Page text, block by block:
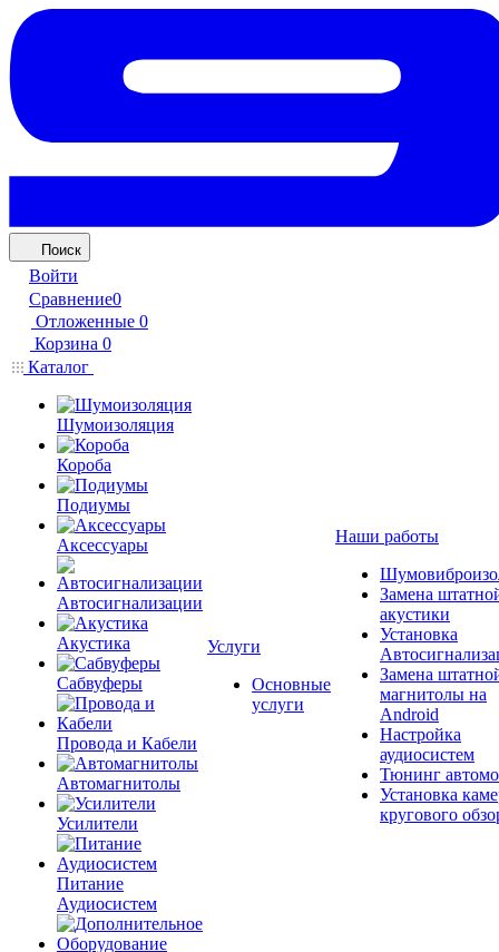
Поиск
Войти
Сравнение0
Отложенные 0
Корзина 0
Каталог
Шумоизоляция
Короба
Подиумы
Аксессуары
Автосигнализации
Акустика
Сабвуферы
Провода и Кабели
Автомагнитолы
Усилители
Питание
Аудиосистем
Услуги
Основные
услуги
Наши работы
Замена
акустики
Установка
Замена
магнитолы на
Android
Настройка
аудиосистем
Тюнинг
Установка
кругового